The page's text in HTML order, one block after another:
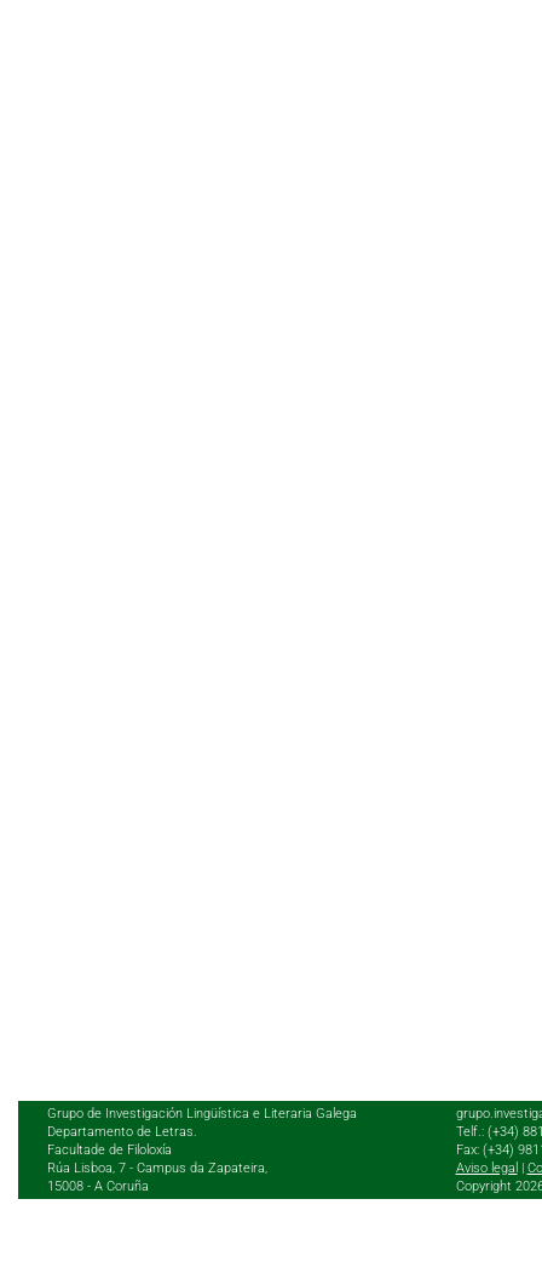
Grupo de Investigación Lingüística e Literaria Galega
Departamento de Letras.
Facultade de Filoloxía
Rúa Lisboa, 7 - Campus da Zapateira,
15008 - A Coruña
Telf.: (+34)
Fax: (+34)
Aviso legal
Copyright